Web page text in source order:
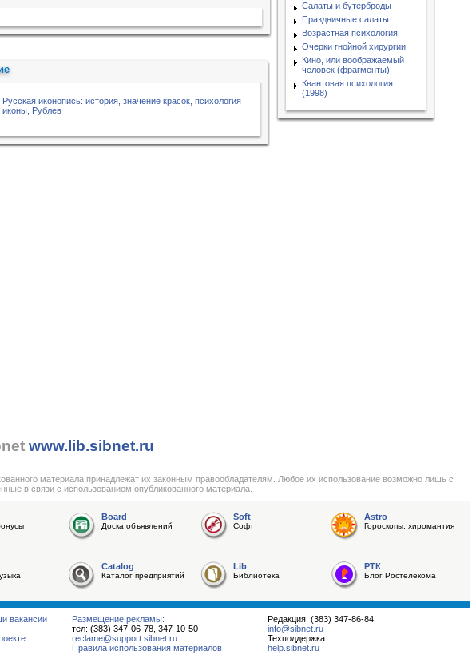
Русская иконопись: история, значение красок, психология
иконы, Рублев
Салаты и бутерброды
Праздничные салаты
Возрастная психология.
Очерки гнойной хирургии
Кино, или воображаемый
человек (фрагменты)
Квантовая психология
(1998)
www.lib.sibnet.ru
материала принадлежат их законным правообладателям. Любое их использование возможно лишь с
в связи с использованием опубликованного материала.
Board
Доска объявлений
Soft
Софт
Astro
Гороскопы, хиромантия
Catalog
Каталог предприятий
Lib
Библиотека
РТК
Блог Ростелекома
Редакция: (383) 347-86-84
info@sibnet.ru
Техподдержка:
help.sibnet.ru
Размещение рекламы:
тел: (383) 347-06-78, 347-10-50
reclame@support.sibnet.ru
Правила использования материалов
вакансии